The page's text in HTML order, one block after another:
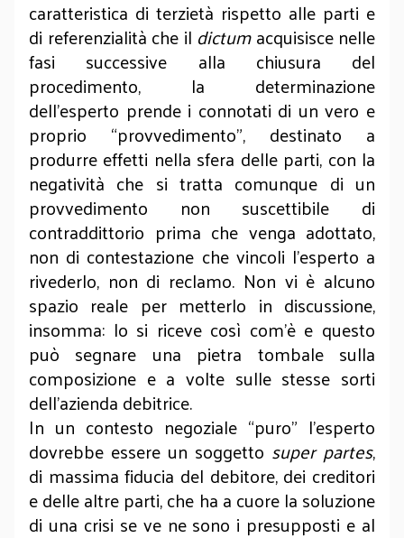
caratteristica di terzietà rispetto alle parti e
di referenzialità che il dictumacquisisce nelle
fasi successive alla chiusura del
procedimento, la determinazione
dell’esperto prende i connotati di un vero e
proprio “provvedimento”, destinato a
produrre effetti nella sfera delle parti, con la
negatività che si tratta comunque di un
provvedimento non suscettibile di
contraddittorio prima che venga adottato,
non di contestazione che vincoli l’esperto a
rivederlo, non di reclamo. Non vi è alcuno
spazio reale per metterlo in discussione,
insomma: lo si riceve così com'è e questo
può segnare una pietra tombale sulla
composizione e a volte sulle stesse sorti
dell’azienda debitrice.
In un contesto negoziale “puro” l'esperto
dovrebbe essere un soggetto super partes,
di massima fiducia del debitore, dei creditori
e delle altre parti, che ha a cuore la soluzione
di una crisi se ve ne sono i presupposti e al